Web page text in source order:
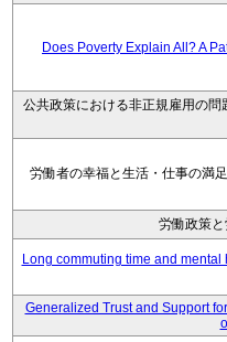
Does Poverty Explain All? A
公共政策における非正規雇用の
労働者の幸福と生活・仕事の満
労働政策
Long commuting time and
Generalized Trust and Support